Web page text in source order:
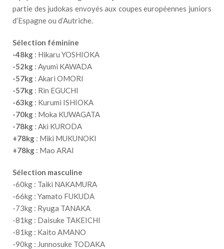
partie des judokas envoyés aux coupes européennes juniors
d’Espagne ou d’Autriche.
Sélection féminine
-48kg : Hikaru YOSHIOKA
-52kg : Ayumi KAWADA
-57kg : Akari OMORI
-57kg : Rin EGUCHI
-63kg : Kurumi ISHIOKA
-70kg : Moka KUWAGATA
-78kg : Aki KURODA
+78kg : Miki MUKUNOKI
+78kg : Mao ARAI
Sélection masculine
-60kg : Taiki NAKAMURA
-66kg : Yamato FUKUDA
-73kg : Ryuga TANAKA
-81kg : Daisuke TAKEICHI
-81kg : Kaito AMANO
-90kg : Junnosuke TODAKA